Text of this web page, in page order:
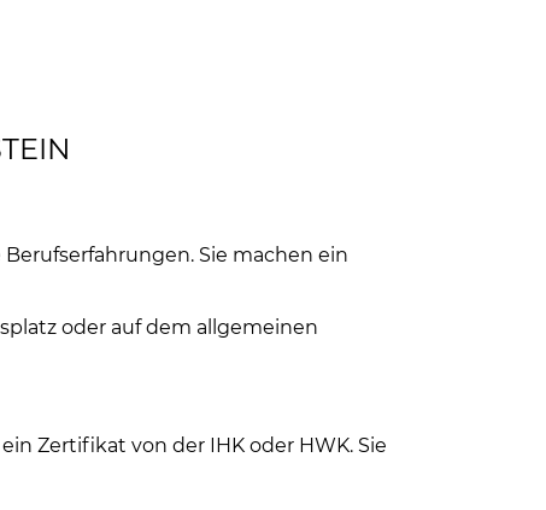
Sie machen ein
oder auf dem allgemeinen
Zertifikat von der IHK oder HWK. Sie